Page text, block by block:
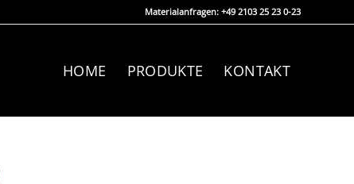
Materialanfragen: +49 2103 25 23 0-23
HOME PRODUKTE KONTAKT